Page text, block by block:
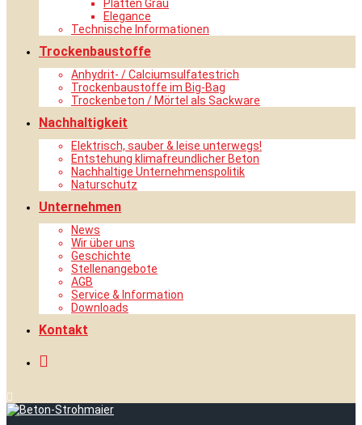
Platten Grau
Elegance
Technische Informationen
Trockenbaustoffe
Anhydrit- / Calciumsulfatestrich
Trockenbaustoffe im Big-Bag
Trockenbeton / Mörtel als Sackware
Nachhaltigkeit
Elektrisch, sauber & leise unterwegs!
Entstehung klimafreundlicher Beton
Nachhaltige Unternehmenspolitik
Naturschutz
Unternehmen
News
Wir über uns
Geschichte
Stellenangebote
AGB
Service & Information
Downloads
Kontakt